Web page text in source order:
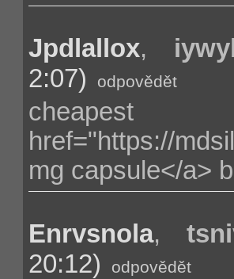
Jpdlallox,
2:07)
odpovědět
href="https://
mg capsule</a>
Enrvsnola,
20:12)
odpovědět